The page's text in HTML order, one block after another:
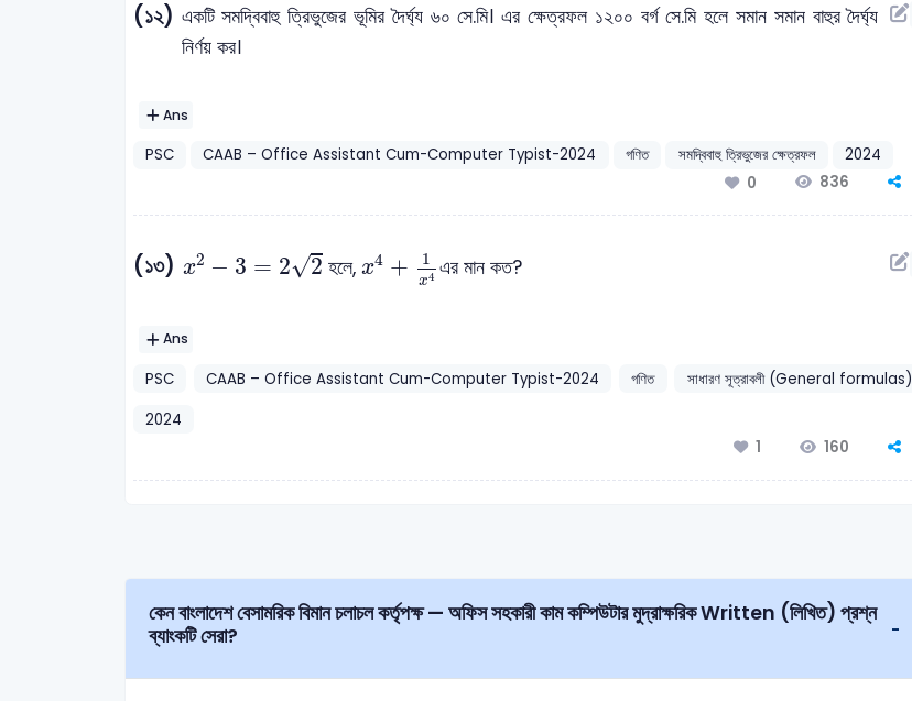
(১২) একটি সমদ্বিবাহু ত্রিভুজের ভূমির দৈর্ঘ্য ৬০ সে.মি। এর ক্ষেত্রফল ১২০০ বর্গ সে.মি হলে সমান সমান বাহুর দৈর্ঘ্য
নির্ণয় কর।
Ans
PSC CAAB – Office Assistant Cum-Computer Typist-2024 গণিত সমদ্বিবাহু ত্রিভুজের ক্ষেত্রফল
2024
0
836
(১৩) x2 − 3 = 2√2
2 = হলে,x4 + 1
x4
4 + x4 এর মান কত?
Ans
PSC CAAB – Office Assistant Cum-Computer Typist-2024 গণিত
সাধারণ সূত্রাবলী (General formulas)
2024
1
160
কেন বাংলাদেশ বেসামরিক বিমান চলাচল কর্তৃপক্ষ — অফিস সহকারী কাম কম্পিউটার মুদ্রাক্ষরিক Written (লিখিত) প্রশ্ন
ব্যাংকটি সেরা?